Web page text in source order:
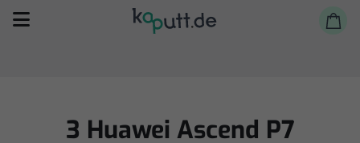
3 Huawei Ascend P7